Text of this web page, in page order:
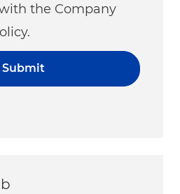
the Company
Submit